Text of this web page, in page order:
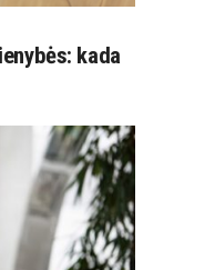
kada